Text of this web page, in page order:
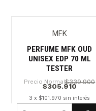
MFK
PERFUME MFK OUD
UNISEX EDP 70 ML
TESTER
Precio Normal$339.900
$305.910
3 x $101.970 sin interés